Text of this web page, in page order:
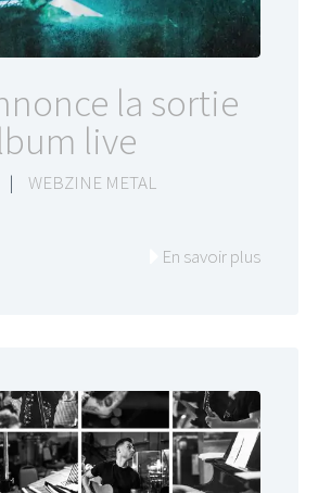
la sortie
live
| WEBZINE METAL
En savoir plus